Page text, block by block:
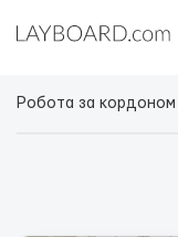
Робота за кордоном